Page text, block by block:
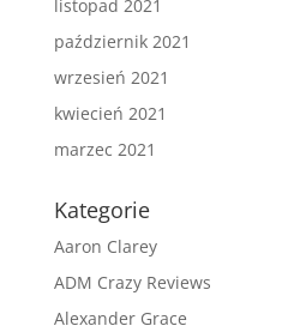
listopad 2021
październik 2021
wrzesień 2021
kwiecień 2021
marzec 2021
Kategorie
Aaron Clarey
ADM Crazy Reviews
Alexander Grace